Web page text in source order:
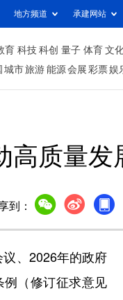
地方频道 承建网站
育 科技 科创 量子 体育 文
城市旅游 能源 会展 彩票娱
高质量发
到：
、2026年的政府
例（修订征求意见